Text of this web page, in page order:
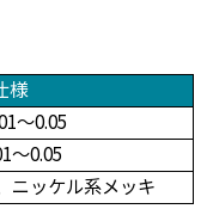
様
～0.05
～0.05
ニッケル系メッキ